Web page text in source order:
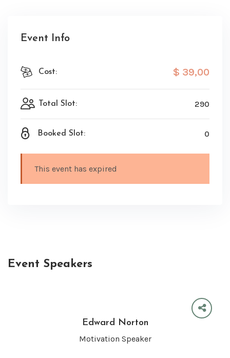
Event Info
Cost: $ 39,00
Total Slot: 290
Booked Slot: 0
This event has expired
Event Speakers
Edward Norton
Motivation Speaker